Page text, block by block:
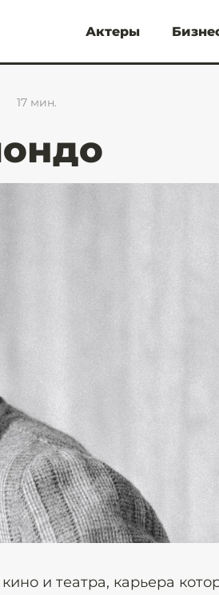
Актеры
17 мин.
и театра, карьера